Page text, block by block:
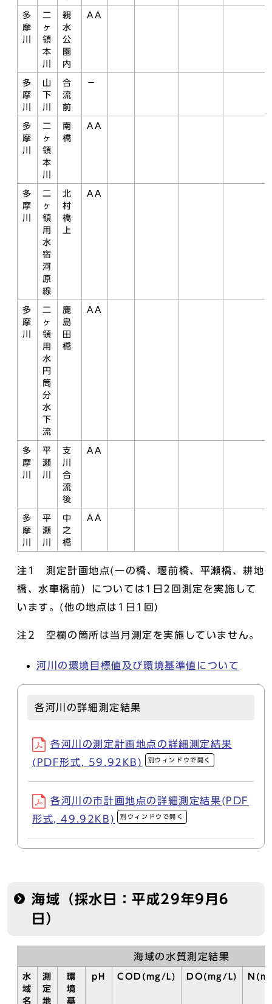
多
摩
川
二
ヶ
領
本
川
親
水
公
園
内
AA
多
摩
川
山
下
川
合
流
前
－
多
摩
川
二
ヶ
領
本
川
南
橋
AA
多
摩
川
二
ヶ
領
用
水
宿
河
原
線
北
村
橋
上
AA
多
摩
川
二
ヶ
領
用
水
円
筒
分
水
下
流
鹿
島
田
橋
AA
多
摩
川
平
瀬
川
支
川
合
流
後
AA
多
摩
川
平
瀬
川
中
之
橋
AA
注1 測定計画地点(一の橋、堰前橋、平瀬橋、耕地
橋、水車橋前）については1日2回測定を実施して
います。(他の地点は1日1回)
注2 空欄の箇所は当月測定を実施していません。
河川の環境目標値及び環境基準値について
各河川の詳細測定結果
各河川の測定計画地点の詳細測定結果
(PDF形式, 59.92KB)
別ウィンドウで開く
各河川の市計画地点の詳細測定結果(PDF
形式, 49.92KB)
別ウィンドウで開く
海域（採水日：平成29年9月6
日）
海域の水質測定結果
水
域
名
測
定
地
環
境
基
pH COD(mg/L) DO(mg/L)